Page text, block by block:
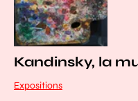
Kandinsky, la
Expositions